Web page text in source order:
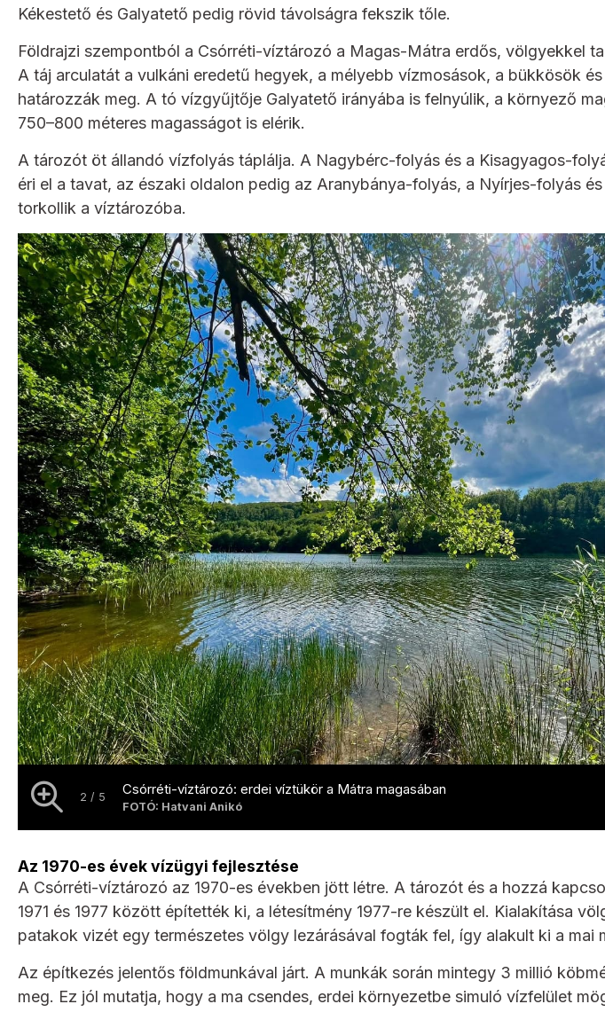
Kékestető és Galyatető pedig rövid távolságra fekszik tőle.
Földrajzi szempontból a Csórréti-víztározó a Magas-Mátra erdős, völgyekkel
A táj arculatát a vulkáni eredetű hegyek, a mélyebb vízmosások, a bükkösök
határozzák meg. A tó vízgyűjtője Galyatető irányába is felnyúlik, a környező
750–800 méteres magasságot is elérik.
A tározót öt állandó vízfolyás táplálja. A Nagybérc-folyás és a Kisagyagos-
éri el a tavat, az északi oldalon pedig az Aranybánya-folyás, a Nyírjes-folyás
torkollik a víztározóba.
2 / 5 Csórréti-víztározó: erdei víztükör a Mátra magasában
FOTÓ: Hatvani Anikó
Az 1970-es évek vízügyi fejlesztése
A Csórréti-víztározó az 1970-es években jött létre. A tározót és a hozzá
1971 és 1977 között építették ki, a létesítmény 1977-re készült el. Kialakítása
patakok vizét egy természetes völgy lezárásával fogták fel, így alakult ki a mai
Az építkezés jelentős földmunkával járt. A munkák során mintegy 3 millió
meg. Ez jól mutatja, hogy a ma csendes, erdei környezetbe simuló vízfelület